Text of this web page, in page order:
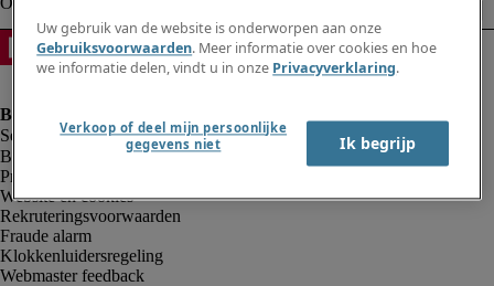
Bedrijfsinformatie
Privacyverklaring
Website en cookies
Rekruteringsvoorwaarden
Fraude alarm
Klokkenluidersregeling
Webmaster feedback
Uw gebruik van de website is onderworpen aan onze
Gebruiksvoorwaarden. Meer informatie over cookies en hoe
we informatie delen, vindt u in onze Privacyverklaring.
Verkoop of deel mijn persoonlijke
gegevens niet
Ik begrijp